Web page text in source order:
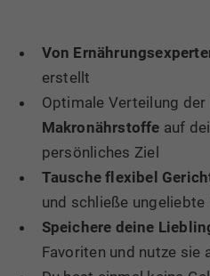
Von
erstellt
Optimale Verteilung der
Makronährstoffe auf
persönliches Ziel
Tausche flexibel
und schließe
Speichere deine
Favoriten und nutze sie